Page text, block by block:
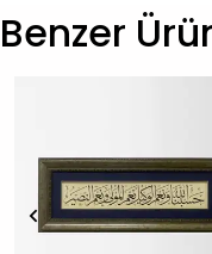
Benzer